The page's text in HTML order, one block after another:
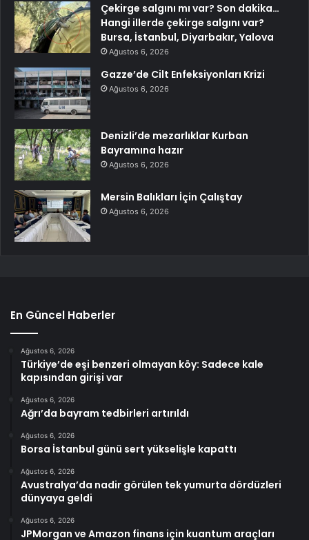
Çekirge salgını mı var? Son dakika…
Hangi illerde çekirge salgını var?
Bursa, İstanbul, Diyarbakır, Yalova
Ağustos 6, 2026
Gazze’de Cilt Enfeksiyonları Krizi
Ağustos 6, 2026
Denizli’de mezarlıklar Kurban
Bayramına hazır
Ağustos 6, 2026
Mersin Balıkları İçin Çalıştay
Ağustos 6, 2026
En Güncel Haberler
Ağustos 6, 2026
Türkiye’de eşi benzeri olmayan köy: Sadece kale
kapısından girişi var
Ağustos 6, 2026
Ağrı’da bayram tedbirleri artırıldı
Ağustos 6, 2026
Borsa İstanbul günü sert yükselişle kapattı
Ağustos 6, 2026
Avustralya’da nadir görülen tek yumurta dördüzleri
dünyaya geldi
Ağustos 6, 2026
JPMorgan ve Amazon finans için kuantum araçları